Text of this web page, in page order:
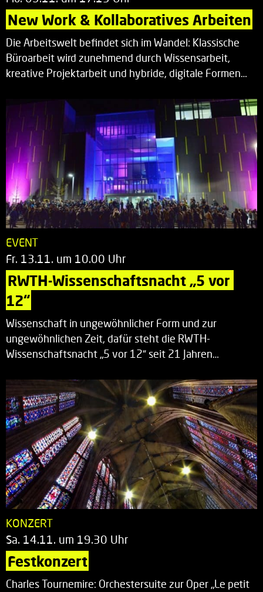
New Work & Kollaboratives Arbeiten
Die Arbeitswelt befindet sich im Wandel: Klassische
Büroarbeit wird zunehmend durch Wissensarbeit,
kreative Projektarbeit und hybride, digitale Formen…
EVENT
Fr. 13.11. um 10.00 Uhr
RWTH-Wissenschaftsnacht „5 vor
12“
Wissenschaft in ungewöhnlicher Form und zur
ungewöhnlichen Zeit, dafür steht die RWTH-
Wissenschaftsnacht „5 vor 12“ seit 21 Jahren…
KONZERT
Sa. 14.11. um 19.30 Uhr
Festkonzert
Charles Tournemire: Orchestersuite zur Oper „Le petit